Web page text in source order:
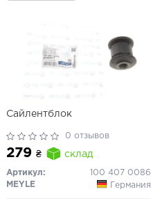
Сайлентблок
0 отзывов
279 ₴ склад
Артикул:
100 407 0086
MEYLE
Германия